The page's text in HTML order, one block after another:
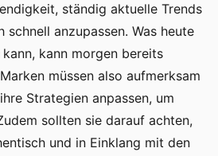
ständig aktuelle Trends
anzupassen. Was heute
kann morgen bereits
müssen also aufmerksam
Strategien anpassen, um
sollten sie darauf achten,
und in Einklang mit den